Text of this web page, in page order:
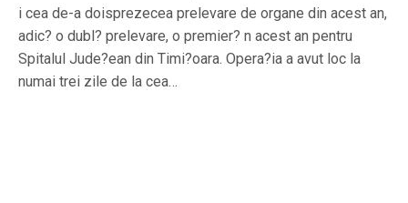
i cea de-a doisprezecea prelevare de organe din acest an,
adic? o dubl? prelevare, o premier? n acest an pentru
Spitalul Jude?ean din Timi?oara. Opera?ia a avut loc la
numai trei zile de la cea…